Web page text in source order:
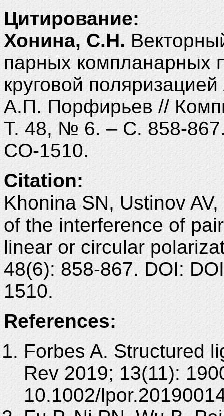
Цитирование:
Хонина, С.Н.
парных компланарных
круговой
А.П. Порфирьев //
Т. 48, № 6. – С. 858-
CO-1510.
Citation:
Khonina SN, Ustinov
of the interference of
linear or circular
48(6): 858-867. DOI:
1510.
References:
Forbes A. Structured
Rev 2019; 13(11):
10.1002/